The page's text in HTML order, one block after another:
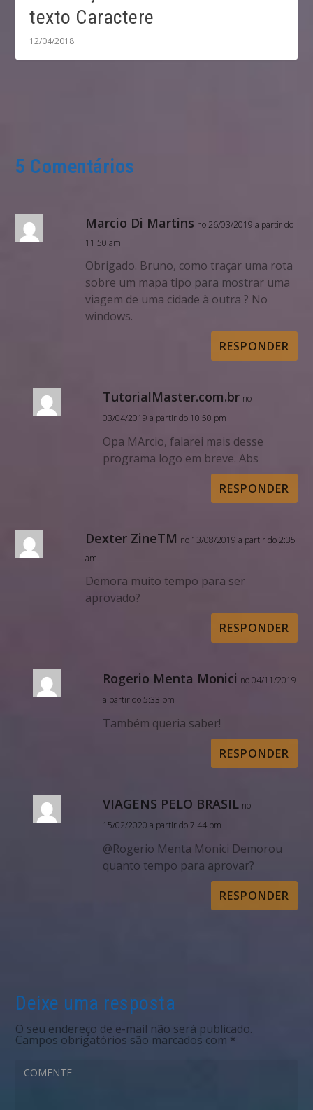
texto Caractere
12/04/2018
5 Comentários
Marcio Di Martins no 26/03/2019 a partir do
11:50 am
Obrigado. Bruno, como traçar uma rota
sobre um mapa tipo para mostrar uma
viagem de uma cidade à outra ? No
windows.
RESPONDER
TutorialMaster.com.br no
03/04/2019 a partir do 10:50 pm
Opa MArcio, falarei mais desse
programa logo em breve. Abs
RESPONDER
Dexter ZineTM no 13/08/2019 a partir do 2:35
am
Demora muito tempo para ser
aprovado?
RESPONDER
Rogerio Menta Monici no 04/11/2019
a partir do 5:33 pm
Também queria saber!
RESPONDER
VIAGENS PELO BRASIL no
15/02/2020 a partir do 7:44 pm
@Rogerio Menta Monici Demorou
quanto tempo para aprovar?
RESPONDER
Deixe uma resposta
O seu endereço de e-mail não será publicado.
Campos obrigatórios são marcados com *